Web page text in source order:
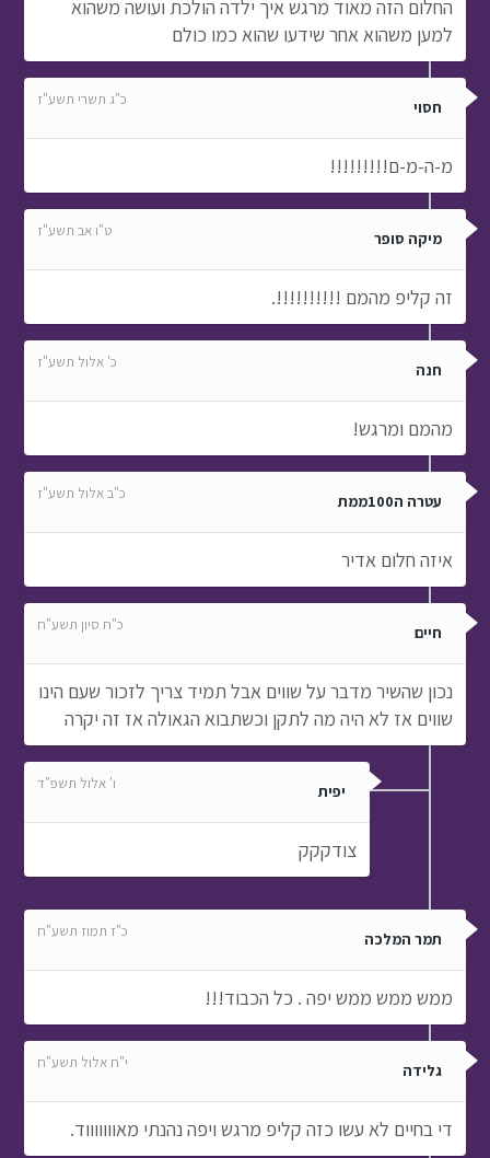
החלום הזה מאוד מרגש איך ילדה הולכת ועושה משהוא
למען משהוא אחר שידעו שהוא כמו כולם
חסוי כ"ג תשרי תשע"ז
מ-ה-מ-ם!!!!!!!!!
מיקה סופר ט"ו אב תשע"ז
זה קליפ מהמם !!!!!!!!!!.
חנה כ' אלול תשע"ז
מהמם ומרגש!
עטרה ה100ממת כ"ב אלול תשע"ז
איזה חלום אדיר
חיים כ"ח סיון תשע"ח
נכון שהשיר מדבר על שווים אבל תמיד צריך לזכור שעם הינו
שווים אז לא היה מה לתקן וכשתבוא הגאולה אז זה יקרה
יפית ו' אלול תשפ"ד
צודקקק
תמר המלכה כ"ז תמוז תשע"ח
ממש ממש ממש יפה . כל הכבוד!!!
גלידה י"ח אלול תשע"ח
די בחיים לא עשו כזה קליפ מרגש ויפה נהנתי מאוווווווד.